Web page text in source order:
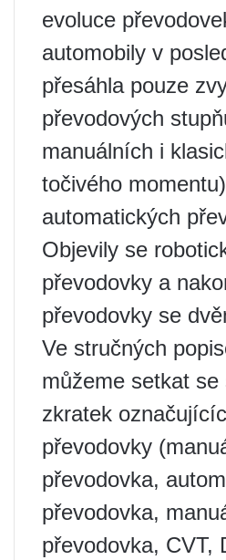
evoluce
automobily v
přesáhla pouze
převodových
manuálních i
točivého momentu)
automatických
Objevily se
převodovky a
převodovky se
Ve stručných
můžeme setkat se
zkratek
převodovky
převodovka,
převodovka,
převodovka, CVT,